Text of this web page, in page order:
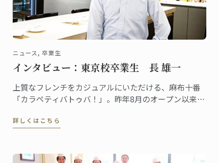
ニュース, 卒業生
インタビュー：東京校卒業生 長 雄一
上質なフレンチをカジュアルにいただける、麻布十番
「カラペティバトゥバ！」。昨年8月のオープン以来、
メな人々の間でも評価の高い、この2店舗のオーナーが
詳しくはこちら